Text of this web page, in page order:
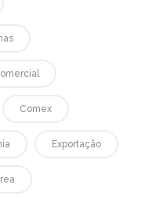
Comex
Exportação